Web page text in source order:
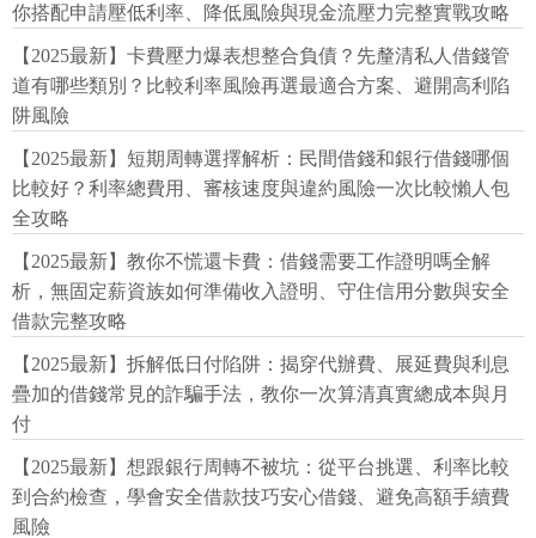
你搭配申請壓低利率、降低風險與現金流壓力完整實戰攻略
【2025最新】卡費壓力爆表想整合負債？先釐清私人借錢管
道有哪些類別？比較利率風險再選最適合方案、避開高利陷
阱風險
【2025最新】短期周轉選擇解析：民間借錢和銀行借錢哪個
比較好？利率總費用、審核速度與違約風險一次比較懶人包
全攻略
【2025最新】教你不慌還卡費：借錢需要工作證明嗎全解
析，無固定薪資族如何準備收入證明、守住信用分數與安全
借款完整攻略
【2025最新】拆解低日付陷阱：揭穿代辦費、展延費與利息
疊加的借錢常見的詐騙手法，教你一次算清真實總成本與月
付
【2025最新】想跟銀行周轉不被坑：從平台挑選、利率比較
到合約檢查，學會安全借款技巧安心借錢、避免高額手續費
風險